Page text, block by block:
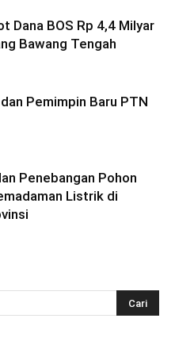
Dana BOS Rp 4,4 Milyar
Bawang Tengah
Pemimpin Baru PTN
Penebangan Pohon
Listrik di